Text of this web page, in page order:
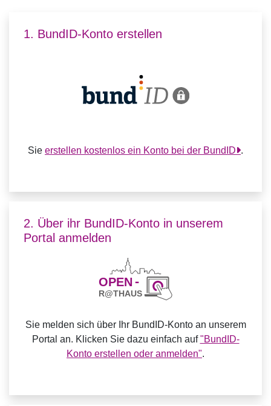
1. BundID-Konto erstellen
Sie erstellen kostenlos ein Konto bei der BundID .
2. Über ihr BundID-Konto in unserem
Portal anmelden
Sie melden sich über Ihr BundID-Konto an unserem
Portal an. Klicken Sie dazu einfach auf"BundID-
Konto erstellen oder anmelden".